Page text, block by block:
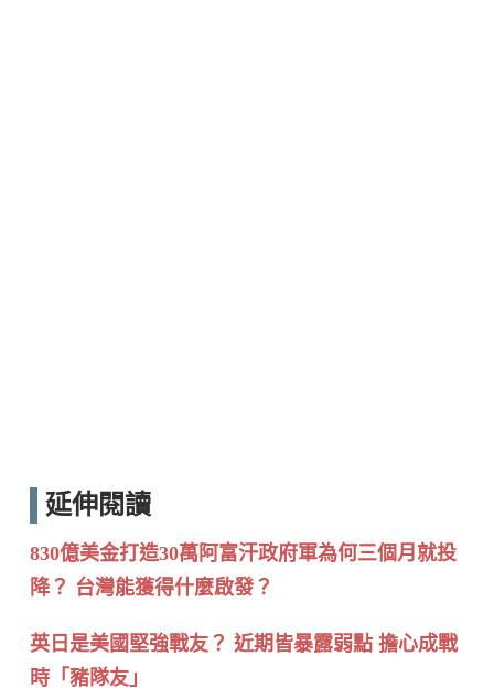
延伸閱讀
830億美金打造30萬阿富汗政府軍為何三個月就投
降？ 台灣能獲得什麼啟發？
英日是美國堅強戰友？ 近期皆暴露弱點 擔心成戰
時「豬隊友」